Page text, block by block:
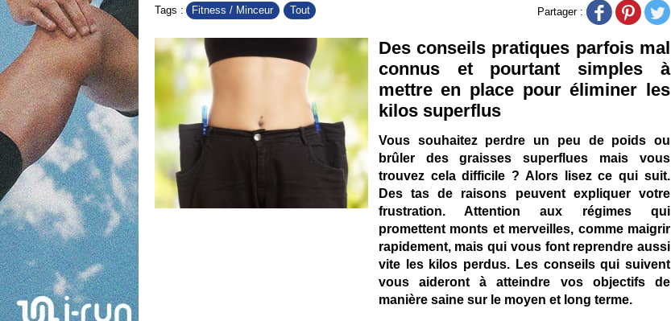
Tags : Fitness / Minceur Tout Partager :
Des conseils pratiques parfois mal
connus et pourtant simples à
mettre en place pour éliminer les
kilos superflus
Vous souhaitez perdre un peu de poids ou
brûler des graisses superflues mais vous
trouvez cela difficile ? Alors lisez ce qui suit.
Des tas de raisons peuvent expliquer votre
frustration. Attention aux régimes qui
promettent monts et merveilles, comme maigrir
rapidement, mais qui vous font reprendre aussi
vite les kilos perdus. Les conseils qui suivent
vous aideront à atteindre vos objectifs de
manière saine sur le moyen et long terme.